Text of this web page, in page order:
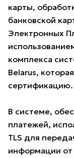
карты,
банковской
Электронных
комплекса
Belarus,
сертификацию.
В системе,
платежей,
TLS для
информации от